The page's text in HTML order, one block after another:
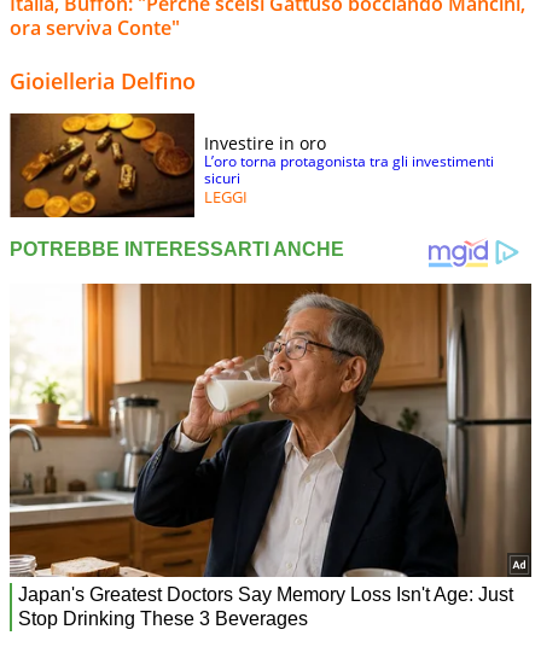
ora serviva Conte"
Gioielleria Delfino
Investire in oro
L’oro torna protagonista tra gli investimenti
sicuri
LEGGI